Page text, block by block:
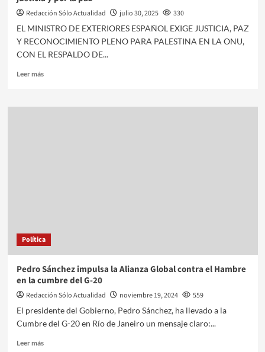
Redacción Sólo Actualidad julio 30, 2025
330
EL MINISTRO DE EXTERIORES ESPAÑOL EXIGE JUSTICIA, PAZ
Y RECONOCIMIENTO PLENO PARA PALESTINA EN LA ONU,
CON EL RESPALDO DE...
Leer más
Política
Pedro Sánchez impulsa la Alianza Global contra el Hambre
en la cumbre del G-20
Redacción Sólo Actualidad noviembre 19, 2024
559
El presidente del Gobierno, Pedro Sánchez, ha llevado a la
Cumbre del G-20 en Río de Janeiro un mensaje claro:...
Leer más